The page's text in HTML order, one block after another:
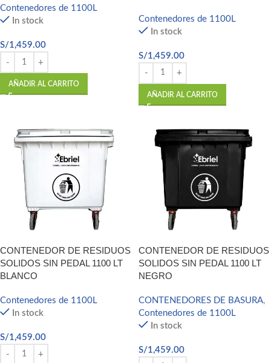
Contenedores de 1100L
In stock
S/1,459.00
AÑADIR AL CARRITO
Contenedores de 1100L
In stock
S/1,459.00
AÑADIR AL CARRITO
CONTENEDOR DE RESIDUOS
SOLIDOS SIN PEDAL 1100 LT
BLANCO
Contenedores de 1100L
In stock
S/1,459.00
CONTENEDOR DE RESIDUOS
SOLIDOS SIN PEDAL 1100 LT
NEGRO
CONTENEDORES DE BASURA,
Contenedores de 1100L
In stock
S/1,459.00